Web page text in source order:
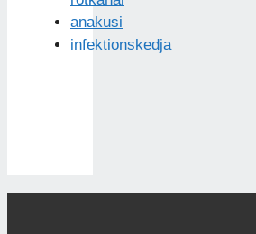
anakusi
infektionskedja